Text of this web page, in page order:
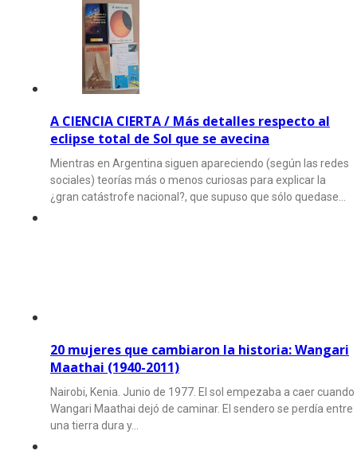
A CIENCIA CIERTA / Más detalles respecto al
eclipse total de Sol que se avecina
Mientras en Argentina siguen apareciendo (según las redes
sociales) teorías más o menos curiosas para explicar la
¿gran catástrofe nacional?, que supuso que sólo quedase…
20 mujeres que cambiaron la historia: Wangari
Maathai (1940-2011)
Nairobi, Kenia. Junio de 1977. El sol empezaba a caer cuando
Wangari Maathai dejó de caminar. El sendero se perdía entre
una tierra dura y…